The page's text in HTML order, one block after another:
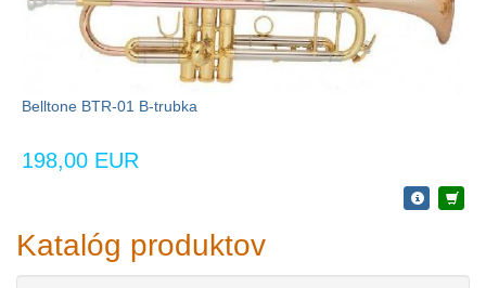
Belltone BTR-01 B-trubka
198,00 EUR
Katalóg produktov